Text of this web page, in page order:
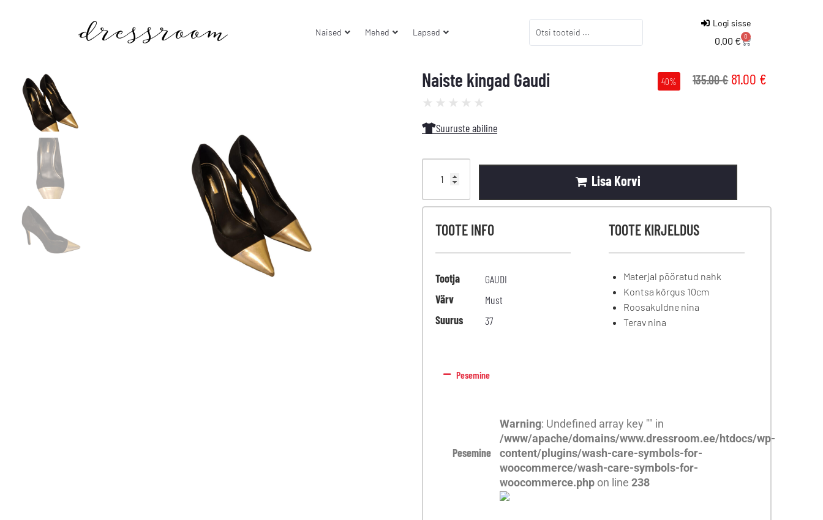
Naised Mehed Lapsed
Logi sisse
0.00 € 0
Naiste kingad Gaudi 40% 135.00€ 81.00 €
★ ★ ★ ★ ★
Suuruste abiline
Lisa Korvi
TOOTE INFO
Tootja
GAUDI
Värv
Must
Suurus
37
TOOTE KIRJELDUS
Materjal pööratud nahk
Kontsa kõrgus 10cm
Roosakuldne nina
Terav nina
Pesemine
Pesemine
Warning: Undefined array key "" in
/www/apache/domains/www.dressroom.ee/htdocs/wp-
content/plugins/wash-care-symbols-for-
woocommerce/wash-care-symbols-for-
woocommerce.php on line 238